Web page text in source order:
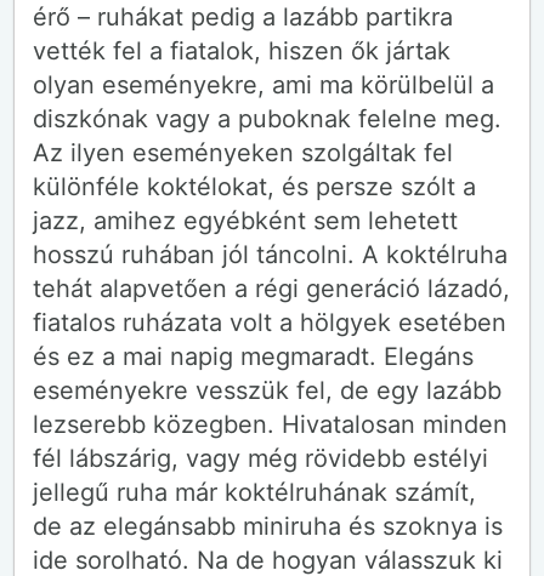
érő – ruhákat pedig a lazább partikra
vették fel a fiatalok, hiszen ők jártak
olyan eseményekre, ami ma körülbelül a
diszkónak vagy a puboknak felelne meg.
Az ilyen eseményeken szolgáltak fel
különféle koktélokat, és persze szólt a
jazz, amihez egyébként sem lehetett
hosszú ruhában jól táncolni. A koktélruha
tehát alapvetően a régi generáció lázadó,
fiatalos ruházata volt a hölgyek esetében
és ez a mai napig megmaradt. Elegáns
eseményekre vesszük fel, de egy lazább
lezserebb közegben. Hivatalosan minden
fél lábszárig, vagy még rövidebb estélyi
jellegű ruha már koktélruhának számít,
de az elegánsabb miniruha és szoknya is
ide sorolható. Na de hogyan válasszuk ki